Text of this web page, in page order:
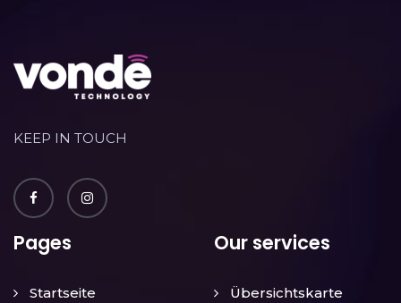
KEEP IN TOUCH
Pages
Startseite
Our services
Übersichtskarte